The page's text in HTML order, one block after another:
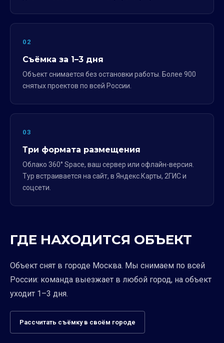
02
Съёмка за 1–3 дня
Объект снимается без остановки работы. Более 900
снятых проектов по всей России.
03
Три формата размещения
Облако 360° Space, ваш сервер или офлайн-версия.
Тур встраивается на сайт, в Яндекс.Карты, 2ГИС и
соцсети.
ГДЕ НАХОДИТСЯ ОБЪЕКТ
Объект снят в городе Москва. Мы снимаем по всей
России: команда выезжает в любой город, на объект
уходит 1–3 дня.
Рассчитать съёмку в своём городе